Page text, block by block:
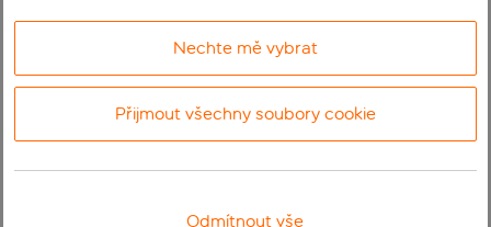
Nechte mě vybrat
Přijmout všechny soubory cookie
Odmítnout vše